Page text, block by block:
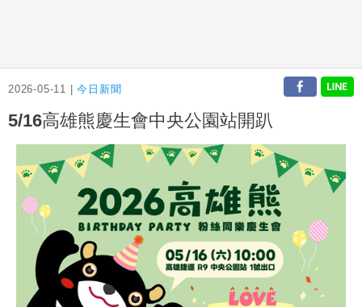
2026-05-11 |今日新聞
5/16高雄熊慶生會中央公園站開趴